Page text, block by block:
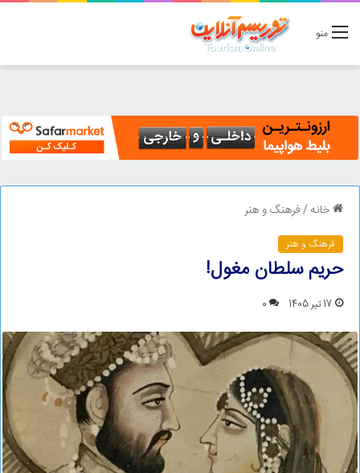
منو
خانه/فرهنگ و هنر
فرهنگ و هنر
حریم‌ سلطان مغول!
17 تیر 1405 0